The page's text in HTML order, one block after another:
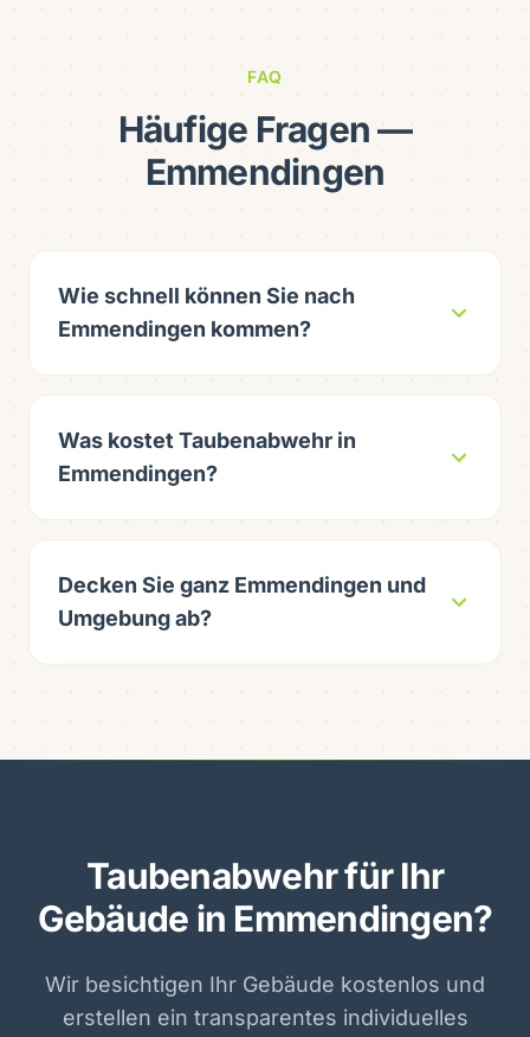
FAQ
Häufige Fragen —
Emmendingen
Wie schnell können Sie nach
Emmendingen kommen?
Was kostet Taubenabwehr in
Emmendingen?
Decken Sie ganz Emmendingen und
Umgebung ab?
Taubenabwehr für Ihr
Gebäude in Emmendingen?
Wir besichtigen Ihr Gebäude kostenlos und
erstellen ein transparentes individuelles